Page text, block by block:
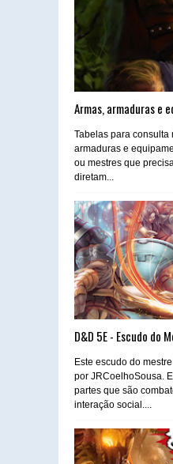
Armas, armaduras e
Tabelas para consulta
armaduras e
ou mestres que
diretam...
D&D 5E - Escudo do
Este escudo do
por JRCoelhoSousa.
partes que são
interação social....